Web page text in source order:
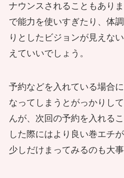
除霊を岩手で 義経伝
本刀を鑑定
除霊する？有名なお
道はイタコに任せよう
ナウンスされることもあり
で能力を使いすぎたり、体
りとしたビジョンが見えな
えていいでしょう。
予約などを入れている場合
なってしまうとがっかりし
んが、次回の予約を入れる
した際にはより良い巻エチ
少しだけまってみるのも大